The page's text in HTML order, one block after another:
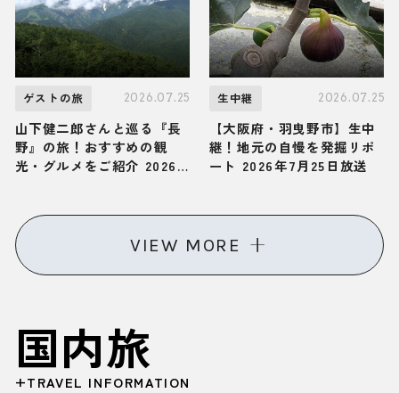
ゲストの旅 2026.07.25
山下健二郎さんと巡る『長
野』の旅！おすすめの観
光・グルメをご紹介 2026
生中継 2026.07.25
【大阪府・羽曳野市】生中
継！地元の自慢を発掘リポ
ート 2026年7月25日放送
VIEW MORE
国内旅
+TRAVEL INFORMATION